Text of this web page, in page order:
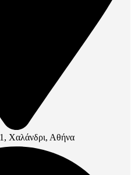
Χαλάνδρι, Αθήνα